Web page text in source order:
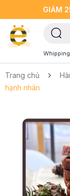
GIẢM
Whipping
Trang chủ
hạnh nhân